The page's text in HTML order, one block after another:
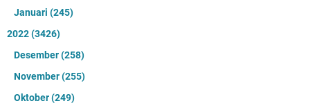
Januari (245)
2022(3426)
Desember(258)
November(255)
Oktober(249)